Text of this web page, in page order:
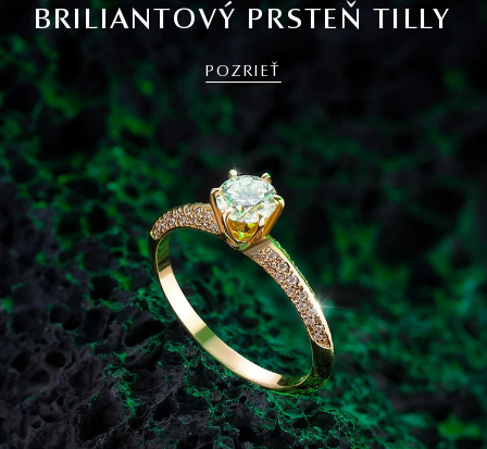
BRILIANTOVÝ PRSTEŇ TILLY
POZRIEŤ